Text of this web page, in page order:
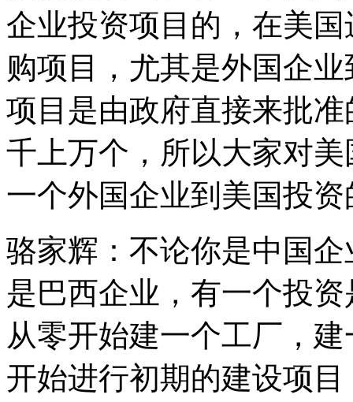
企业投资项目的，在美
购项目，尤其是外国企
项目是由政府直接来批
千上万个，所以大家对
一个外国企业到美国投
骆家辉：不论你是中国
是巴西企业，有一个投
从零开始建一个工厂，
开始进行初期的建设项